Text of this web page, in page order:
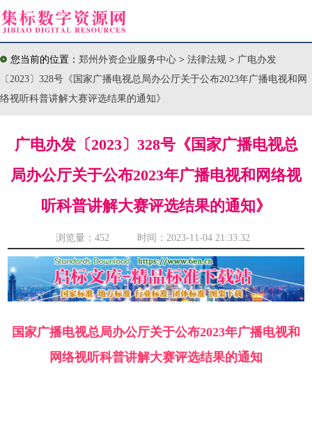
您当前的位置： 郑州外资企业服务中心 > 法律法规 > 广电办发
〔2023〕328号《国家广播电视总局办公厅关于公布2023年广播电视和网
络视听科普讲解大赛评选结果的通知》
广电办发〔2023〕328号《国家广播电视总
局办公厅关于公布2023年广播电视和网络视
听科普讲解大赛评选结果的通知》
浏览量： 452 时间：2023-11-04 21:33:32
国家广播电视总局办公厅关于公布2023年广播电视和
网络视听科普讲解大赛评选结果的通知